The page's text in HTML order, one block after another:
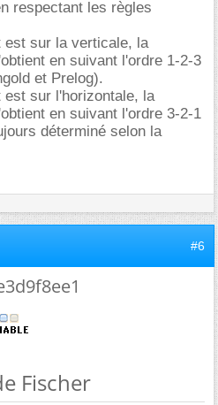
respectant les règles
sur la verticale, la
en suivant l'ordre 1-2-3
et Prelog).
sur l'horizontale, la
en suivant l'ordre 3-2-1
déterminé selon la
#6
Fischer